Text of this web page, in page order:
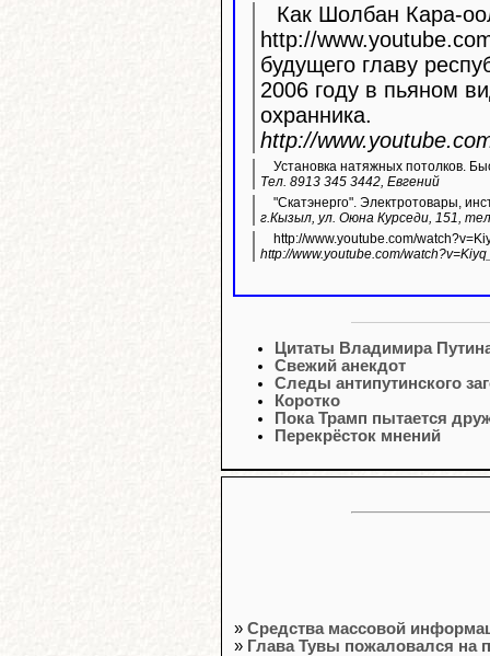
Как Шолбан Кара-
http://www.youtube.com/
будущего главу
2006 году в пьяном
охранника.
http://
Установка натяжных потолков.
Тел. 8913 345 3442, Евгений
"Скатэнерго". Электротовары,
г.Кызыл, ул. Оюна Курседи, 151,
http://www.youtube.com/
http://www.youtube.com/
Цитаты Владимира
Свежий анекдот
Следы антипутинского
Коротко
Пока Трамп пытается
Перекрёсток мнений
» Средства массовой
» Глава Тувы пожаловался на